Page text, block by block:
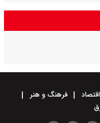
قیمت خودروهای سایپا امروز دوشنبه ۱۹ مرداد ۱۴۰۵ / قیمت چانگان چند؟
اقتصاد
فرهنگ و هنر